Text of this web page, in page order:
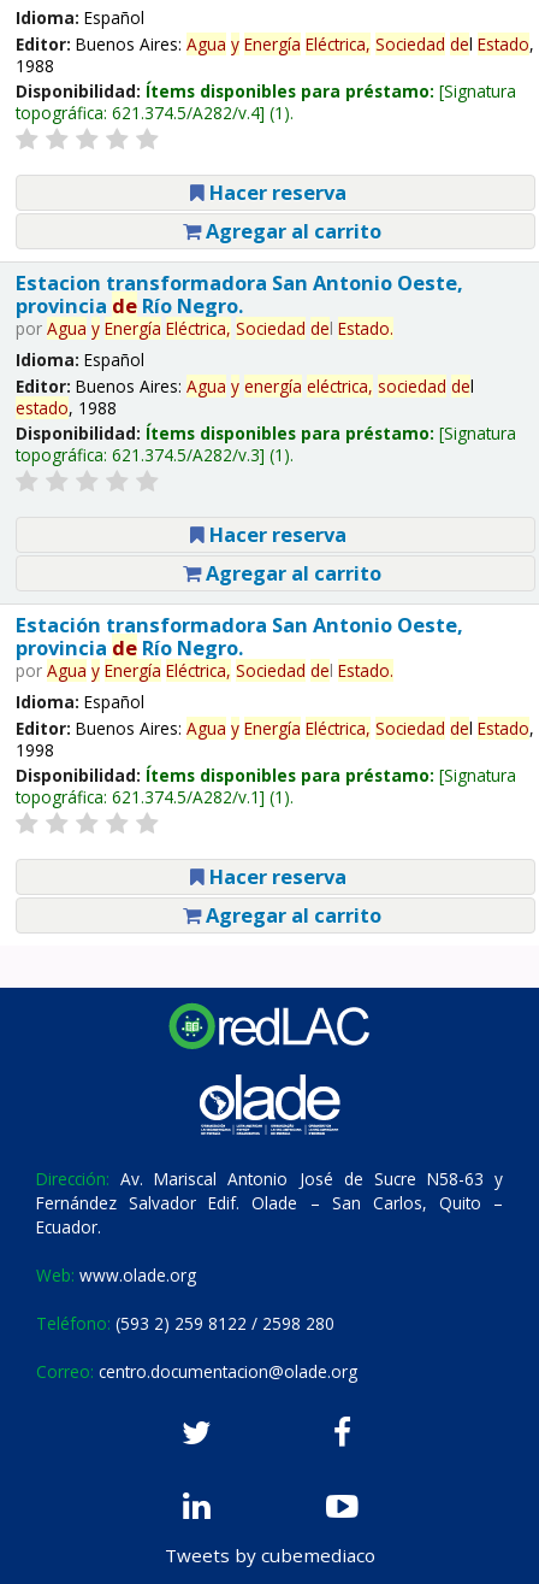
Idioma: Español
Editor: Buenos Aires: Agua y Energía Eléctrica, Sociedad del Estado,
1988
Disponibilidad: Ítems disponibles para préstamo: Signatura
topográfica: 621.374.5/A282/v.4 (1).
Hacer reserva
Agregar al carrito
Estacion transformadora San Antonio Oeste,
provincia deRío Negro.
por Agua y Energía Eléctrica, Sociedad del Estado.
Idioma: Español
Editor: Buenos Aires: Agua y energía eléctrica, sociedad del
estado, 1988
Disponibilidad: Ítems disponibles para préstamo: Signatura
topográfica: 621.374.5/A282/v.3 (1).
Hacer reserva
Agregar al carrito
Estación transformadora San Antonio Oeste,
provincia deRío Negro.
por Agua y Energía Eléctrica, Sociedad del Estado.
Idioma: Español
Editor: Buenos Aires: Agua y Energía Eléctrica, Sociedad del Estado,
1998
Disponibilidad: Ítems disponibles para préstamo: Signatura
topográfica: 621.374.5/A282/v.1 (1).
Hacer reserva
Agregar al carrito
Dirección: Av. Mariscal Antonio José de Sucre N58-63 y
Fernández Salvador Edif. Olade – San Carlos, Quito –
Ecuador.
Web: www.olade.org
Teléfono: (593 2) 259 8122 / 2598 280
Correo: centro.documentacion@olade.org
Tweets by cubemediaco